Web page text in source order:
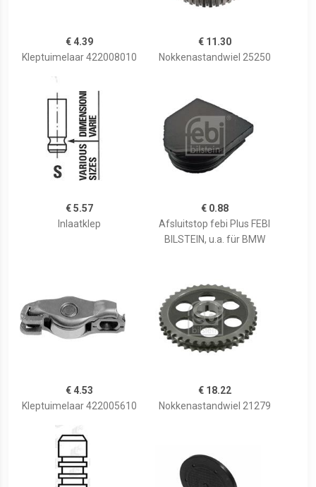
€ 4.39
Kleptuimelaar 422008010
€ 11.30
Nokkenastandwiel 25250
€ 5.57
Inlaatklep
€ 0.88
Afsluitstop febi Plus FEBI
BILSTEIN, u.a. für BMW
€ 4.53
Kleptuimelaar 422005610
€ 18.22
Nokkenastandwiel 21279